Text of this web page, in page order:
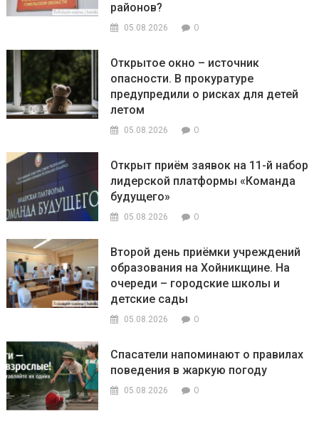
районов?
05.08.2026 0
Открытое окно – источник
опасности. В прокуратуре
предупредили о рисках для детей
летом
05.08.2026 0
Открыт приём заявок на 11-й набор
лидерской платформы «Команда
будущего»
05.08.2026 0
Второй день приёмки учреждений
образования на Хойникщине. На
очереди – городские школы и
детские сады
05.08.2026 0
Спасатели напоминают о правилах
поведения в жаркую погоду
05.08.2026 0